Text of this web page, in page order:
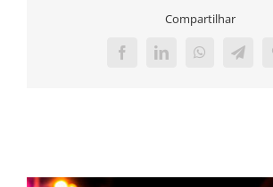
Compartilhar
FacebookLinkedInWhatsApp